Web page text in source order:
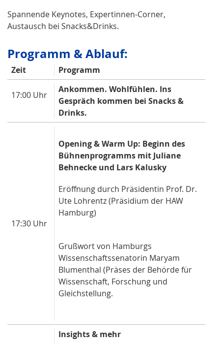
Spannende Keynotes, Expertinnen-Corner,
Austausch bei Snacks&Drinks.
Programm & Ablauf:
Zeit Programm
17:00 Uhr
Ankommen. Wohlfühlen. Ins
Gespräch kommen bei Snacks &
Drinks.
17:30 Uhr
Opening & Warm Up: Beginn des
Bühnenprogramms mit Juliane
Behnecke und Lars Kalusky
Eröffnung durch Präsidentin Prof. Dr.
Ute Lohrentz(Präsidium der HAW
Hamburg)
Grußwort von Hamburgs
Wissenschaftssenatorin Maryam
Blumenthal (Präses der Behörde für
Wissenschaft, Forschung und
Gleichstellung.
Insights & mehr